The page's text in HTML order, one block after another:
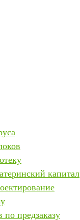
капитал
предзаказу